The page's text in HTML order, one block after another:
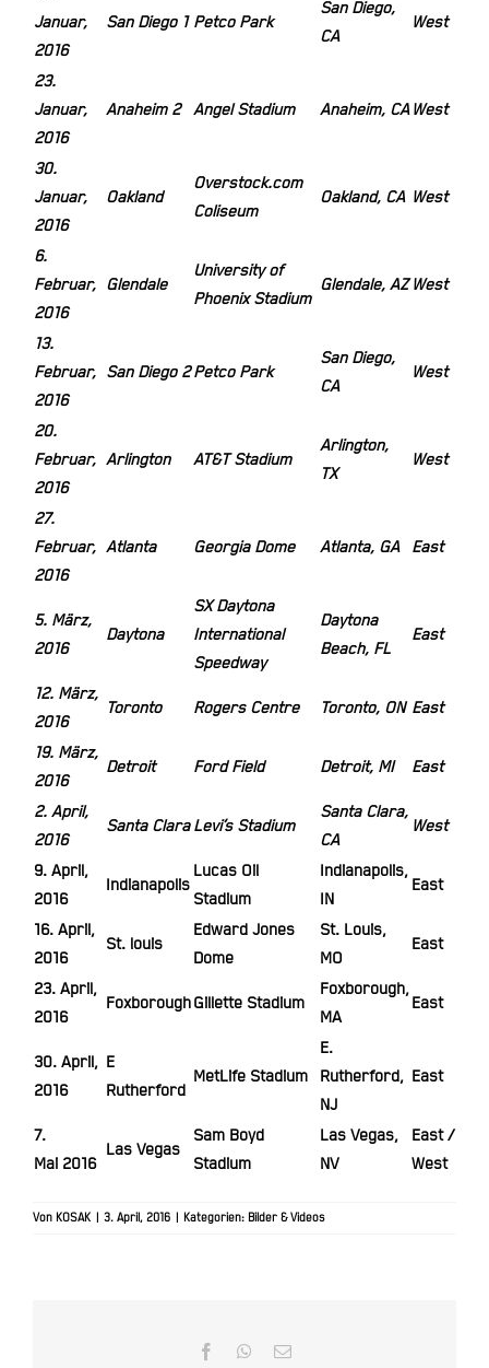
Januar,
2016
San Diego 1 Petco Park
San Diego,
CA
West
23.
Januar,
2016
Anaheim 2 Angel Stadium Anaheim, CA West
30.
Januar,
2016
Oakland
Overstock.com
Coliseum
Oakland, CA West
6.
Februar,
2016
Glendale
University of
Phoenix Stadium
Glendale, AZ West
13.
Februar,
2016
San Diego 2 Petco Park
San Diego,
CA
West
20.
Februar,
2016
Arlington AT&T Stadium
Arlington,
TX
West
27.
Februar,
2016
Atlanta Georgia Dome Atlanta, GA East
5. März,
2016
Daytona
SX Daytona
International
Speedway
Daytona
Beach, FL
East
12. März,
2016
Toronto Rogers Centre Toronto, ON East
19. März,
2016
Detroit Ford Field Detroit, MI East
2. April,
2016
Santa Clara Levi’s Stadium
Santa Clara,
CA
West
9. April,
2016
Indianapolis
Lucas Oil
Stadium
Indianapolis,
IN
East
16. April,
2016
St. louis
Edward Jones
Dome
St. Louis,
MO
East
23. April,
2016
FoxboroughGillette Stadium
Foxborough,
MA
East
30. April,
2016
E
Rutherford
MetLife Stadium
E.
Rutherford,
NJ
East
7.
Mai 2016
Las Vegas
Sam Boyd
Stadium
Las Vegas,
NV
East /
West
Von KOSAK 3. April, 2016 Kategorien: Bilder & Videos
FacebookWhatsApp
E-